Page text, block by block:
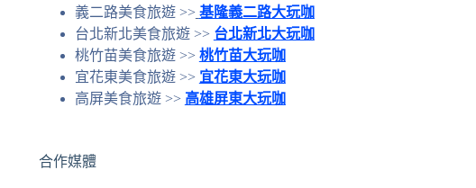
義二路美食旅遊 >> 基隆義二路大玩咖
台北新北美食旅遊 >> 台北新北大玩咖
桃竹苗美食旅遊 >> 桃竹苗大玩咖
宜花東美食旅遊 >> 宜花東大玩咖
高屏美食旅遊 >> 高雄屏東大玩咖
合作媒體